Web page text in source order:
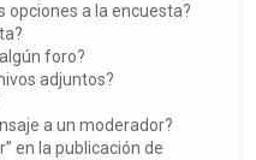
opciones a la encuesta?
foro?
adjuntos?
a un moderador?
en la publicación de